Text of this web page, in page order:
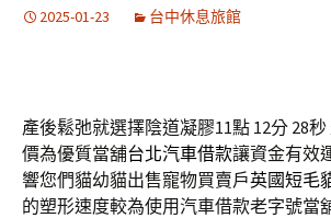
2025-01-23 台中休息旅館
產後鬆弛就選擇陰道凝膠11點 12分 28秒
價為優質當舖台北汽車借款讓資金有效
響您們貓幼貓出售寵物買賣戶英國短毛
的塑形速度較為使用汽車借款老字號當